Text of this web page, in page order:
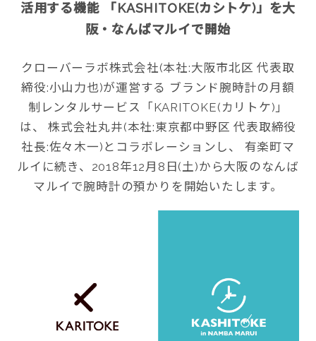
活用する機能 「KASHITOKE(カシトケ)」を大
阪・なんばマルイで開始
クローバーラボ株式会社(本社:大阪市北区 代表取
締役:小山力也)が運営する ブランド腕時計の月額
制レンタルサービス「KARITOKE(カリトケ)」
は、 株式会社丸井(本社:東京都中野区 代表取締役
社長:佐々木一)とコラボレーションし、 有楽町マ
ルイに続き、2018年12月8日(土)から大阪のなんば
マルイで腕時計の預かりを開始いたします。